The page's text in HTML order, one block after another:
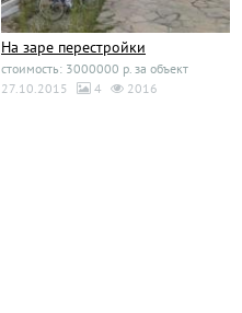
На заре перестройки
стоимость: 3000000 р. за объект
27.10.2015
4 2016